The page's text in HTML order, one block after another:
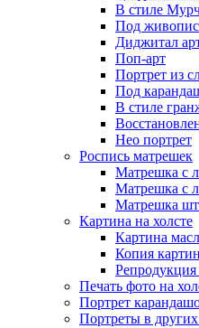
В стиле
Под
Диджитал
Поп-арт
Портрет из
Под
В стиле
Нео портрет
Роспись матрешек
Матрешка с
Матрешка с
Матрешка
Картина на холсте
Картина
Копия
Печать фото на
Портрет
Портреты в